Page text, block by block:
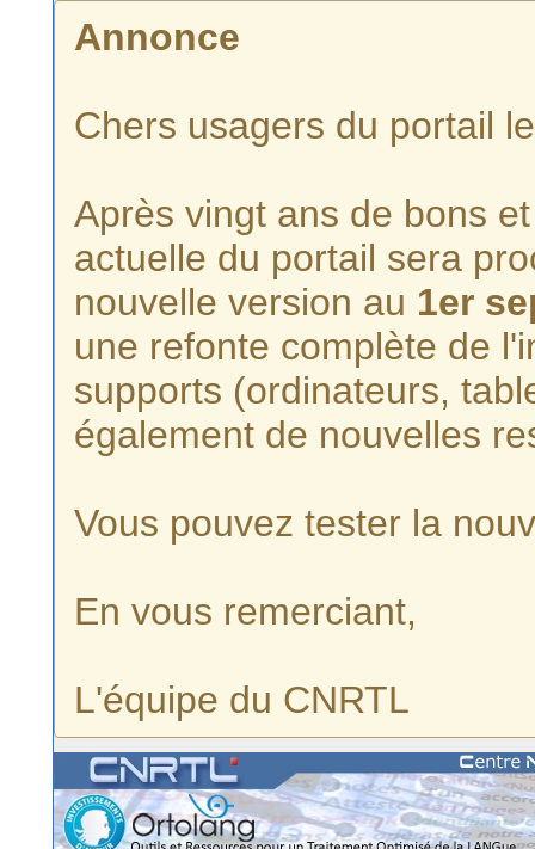
Annonce
Chers usagers du portail
Après vingt ans de bons
actuelle du portail sera
nouvelle version au 1er
une refonte complète de
supports (ordinateurs,
également de nouvelles
Vous pouvez tester la
En vous remerciant,
L'équipe du CNRTL